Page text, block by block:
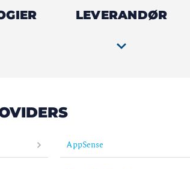
LEVERANDØR
AppSense